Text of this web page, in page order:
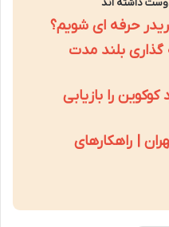
داشته اند
حرفه ای شویم؟
گذاری بلند مدت
را بازیابی
| راهکارهای